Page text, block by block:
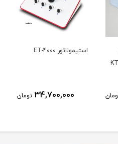
استیمولاتور ET-4000
34,700,000 تومان